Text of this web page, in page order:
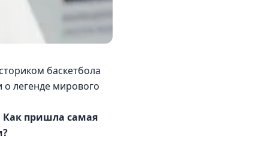
баскетбола
легенде мирового
Как пришла самая